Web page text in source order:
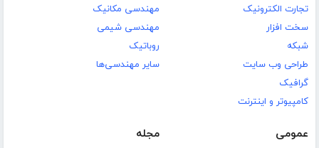
تجارت الکترونیک
سخت افزار
شبکه
طراحی وب سایت
گرافیک
کامپیوتر و اینترنت
مهندسی مکانیک
مهندسی شیمی
روباتیک
سایر مهندسی‌ها
عمومی مجله